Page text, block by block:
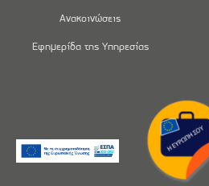
Ανακοινώσεις
Εφημερίδα της Υπηρεσίας